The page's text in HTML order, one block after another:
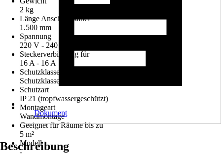
2 kg
Länge Anschlusskabel
1.500 mm
Spannung
220 V - 240 V
Steckerverbindung für
16 A - 16 A
Schutzklasse
Schutzklasse I
Schutzart
IP 21 (tropfwassergeschützt)
Montageart
Wandmontage
Geeignet für Räume bis zu
5 m²
Modell
-
Dokument
Beschreibung